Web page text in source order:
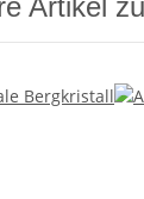
Artikel